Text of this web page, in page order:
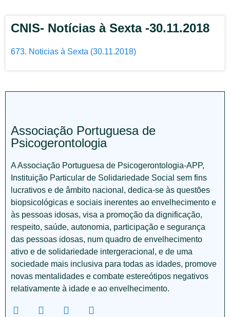
CNIS- Notícias à Sexta -30.11.2018
673. Noticias à Sexta (30.11.2018)
Associação Portuguesa de
Psicogerontologia
A Associação Portuguesa de Psicogerontologia-APP,
Instituição Particular de Solidariedade Social sem fins
lucrativos e de âmbito nacional, dedica-se às questões
biopsicológicas e sociais inerentes ao envelhecimento e
às pessoas idosas, visa a promoção da dignificação,
respeito, saúde, autonomia, participação e segurança
das pessoas idosas, num quadro de envelhecimento
ativo e de solidariedade intergeracional, e de uma
sociedade mais inclusiva para todas as idades, promove
novas mentalidades e combate estereótipos negativos
relativamente à idade e ao envelhecimento.